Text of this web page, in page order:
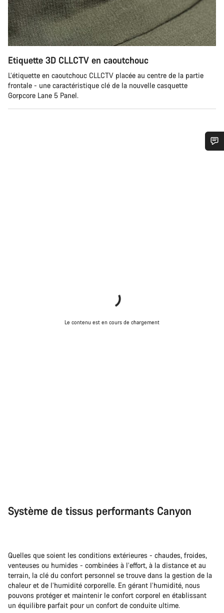
Etiquette 3D CLLCTV en caoutchouc
L’étiquette en caoutchouc CLLCTV placée au centre de la partie
frontale - une caractéristique clé de la nouvelle casquette
Gorpcore Lane 5 Panel.
Le contenu est en cours de chargement
Système de tissus performants Canyon
Quelles que soient les conditions extérieures - chaudes, froides,
venteuses ou humides - combinées à l’effort, à la distance et au
terrain, la clé du confort personnel se trouve dans la gestion de la
chaleur et de l’humidité corporelle. En gérant l’humidité, nous
pouvons protéger et maintenir le confort corporel en établissant
un équilibre parfait pour un confort de conduite ultime.